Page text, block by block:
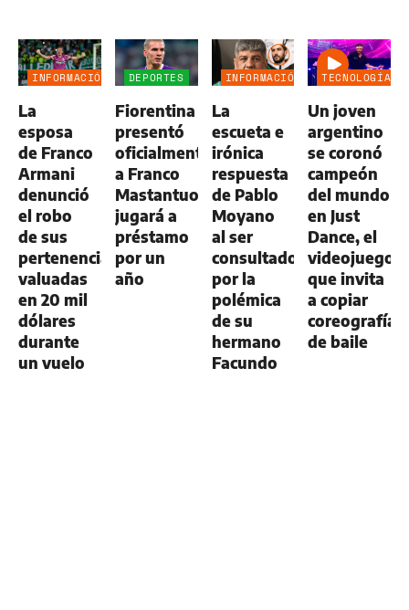
INFORMACIÓN
La
esposa
de Franco
Armani
denunció
el robo
de sus
pertenencias
valuadas
en 20 mil
dólares
durante
un vuelo
DEPORTES
Fiorentina
presentó
oficialmente
a Franco
Mastantuono:
jugará a
préstamo
por un
año
INFORMACIÓN
La
escueta e
irónica
respuesta
de Pablo
Moyano
al ser
consultado
por la
polémica
de su
hermano
Facundo
TECNOLOGÍA
Un joven
argentino
se coronó
campeón
del mundo
en Just
Dance, el
videojuego
que invita
a copiar
coreografías
de baile